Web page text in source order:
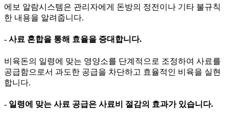
에보 알람시스템은 관리자에게 돈방의 정전이나 기타 불규칙
한 내용을 알려줍니다.
- 사료 혼합을 통해 효율을 증대합니다.
비육돈의 일령에 맞는 영양소를 단계적으로 조정하여 사료를
공급함으로서 과도한 공급을 차단하고 효율적인 비육을 실현
합니다.
- 일령에 맞는 사료 공급은 사료비 절감의 효과가 있습니다.